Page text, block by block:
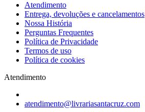
Atendimento
Entrega, devoluções e cancelamentos
Nossa História
Perguntas Frequentes
Política de Privacidade
Termos de uso
Política de cookies
Atendimento
atendimento@livrariasantacruz.com